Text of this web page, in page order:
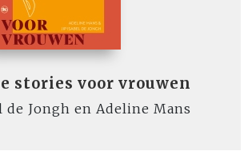
stories voor vrouwen
de Jongh en Adeline Mans